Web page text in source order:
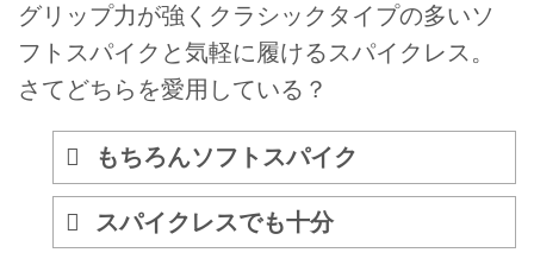
グリップ力が強くクラシックタイプの多いソ
フトスパイクと気軽に履けるスパイクレス。
さてどちらを愛用している？
もちろんソフトスパイク
スパイクレスでも十分